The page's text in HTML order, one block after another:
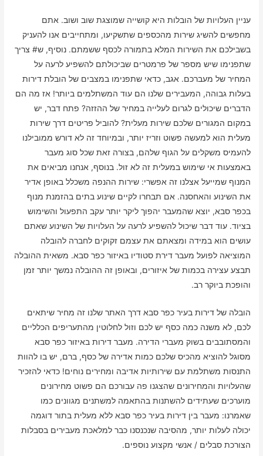
עניין העלויות של הובלות היא קושייה שמוצגת שוב ושוב. אתם
מחפשים להשיג שירות מהכספים שתשקיעו, ומתחייבים אנו להעניק
בשבילכם את השירות המלא בתמורה לכסף ששמתם. נוסיף, ש# צריך
שתפנימו שיש מספר של פרמטרים שביכולתם להשפיע לרעה על
המחיר של מעברכם. אגב, כדאי שתפנימו במצבים של הובלת דירות
בעלות גבוהה, המעבירים שלנו הם עוד המשתלמים ביותר! אז מה הם
הדברים שיכולים לגרום לעלייה במחיר של ההזזה? פתח דבר, יש
במקום המגורים שלכם שירות מעלית? להוביל פריטים דרך שירות
מעלית הוא למעשה פשוט וזריז יותר, ובמיוחד זה לא דורש ממובילנו
להעמיס משקלים על הגוף שלהם, בצורה זאת שכל סוג מעבר
באמצעות אי שימוש במעלית זה לא זול. בנוסף, אנחנו מביאים את
המנוף שמייעל אצלנו זה אפשרי: שירות ההנפה משכלל באופן אדיר
את השינוע והאחסנה. אם תבחרו לקיים שינוע בתים בהזמנת מנוף
בכפר סבא, יוצא שהמעבר יהפוך ליקר יותר עקב התפעול והשימוש
בציוד. עוד דבר שיכול להשפיע לרעה על העלויות של השינוע שאתם
עושים הוא במידה ומצאתם את עצמם זקוקים לחברה להובלה
המוציאה לפועל מעבר דירת סטודיו באיזור כפר סבא. משאית ההובלה
תבצע עצירה בכמות של איזורים, ובאופן זה ההובלה נמשך יותר זמן
והופכת ביוקר רב.
הובלה של דירות בעיר כפר סבא דרך האתר שלנו זה מחיר שיתאים
לכם, לא משנה כמה כסף יש לכם וזול לחלוטין מהתעריפים הכלליים
והמסתובבים בשוק מעברי הדירה. מעבר דירות באיזור כפר סבא
מסוגל להוציא מהכיס שלכם כמות אדירה של כסף, ברם, יש בו להוות
התנסות משתלמת עם שירותיות אדיבה ומחירים נוחים! כדאי להזכיר
שהעלויות והמחירונים שהצגנו פה עבורכם הם פשוט מחירונים
מוערכים שעתידים להשתנות בהתאמה למשתנים מגוונים כמו
שאמרנו: מעבר בין דירות בעיר כפר סבא ללא מעלית בתור דוגמה
יכולה לעלות יותר, מהסיבה שנכנסנו כבר למלאכת מעבירים בסבלות
הצורכת סבלים / אנשי מקצוע נוספים.